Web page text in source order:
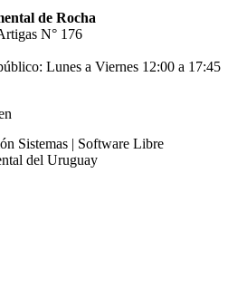
de Rocha
N° 176
Lunes a Viernes 12:00 a 17:45
Sistemas | Software Libre
del Uruguay